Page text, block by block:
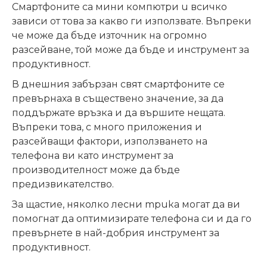
Смартфоните са мини компютри и всичко
зависи от това за какво ги използвате. Въпреки
че може да бъде източник на огромно
разсейване, той може да бъде и инструмент за
продуктивност.
В днешния забързан свят смартфоните се
превърнаха в съществено значение, за да
поддържате връзка и да вършите нещата.
Въпреки това, с много приложения и
разсейващи фактори, използването на
телефона ви като инструмент за
производителност може да бъде
предизвикателство.
За щастие, няколко лесни трика могат да ви
помогнат да оптимизирате телефона си и да го
превърнете в най-добрия инструмент за
продуктивност.